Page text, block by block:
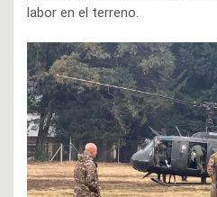
labor en el terreno.